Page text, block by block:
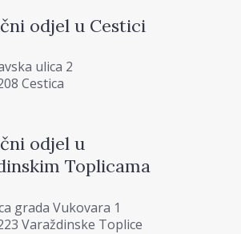
odjel u Cestici
ulica 2
Cestica
odjel u
Toplicama
grada Vukovara 1
Varaždinske Toplice